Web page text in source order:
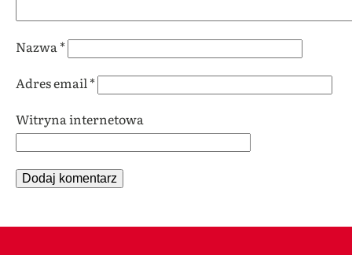
Nazwa *
Adres email*
Witryna internetowa